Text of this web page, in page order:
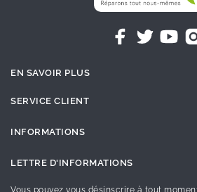
EN SAVOIR PLUS
SERVICE CLIENT
INFORMATIONS
LETTRE D'INFORMATIONS
Vous pouvez vous désinscrire à tout